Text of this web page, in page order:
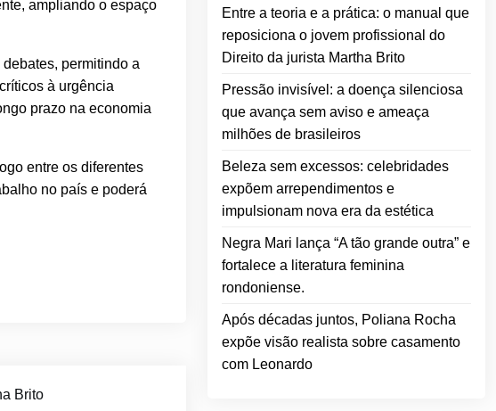
ampliando o espaço
permitindo a
à urgência
prazo na economia
entre os diferentes
no país e poderá
Brito
Entre a teoria e a prática: o manual que
reposiciona o jovem profissional do
Direito da jurista Martha Brito
Pressão invisível: a doença silenciosa
que avança sem aviso e ameaça
milhões de brasileiros
Beleza sem excessos: celebridades
expõem arrependimentos e
impulsionam nova era da estética
Negra Mari lança “A tão grande outra” e
fortalece a literatura feminina
rondoniense.
Após décadas juntos, Poliana Rocha
expõe visão realista sobre casamento
com Leonardo